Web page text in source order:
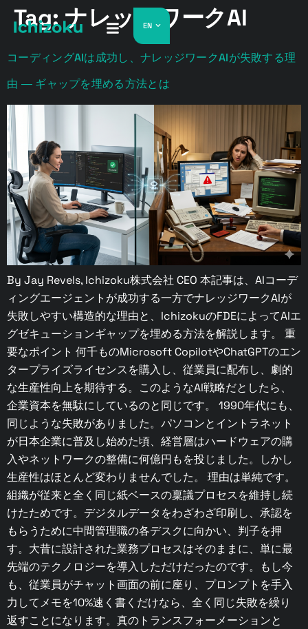
EN
Tag:ナレッジワークAI
コーディングAIは成功し、ナレッジワークAIが失敗する理
由 ― ギャップを埋める方法とは
By Jay Revels, Ichizoku株式会社 CEO 本記事は、AIコーデ
ィングエージェントが成功する一方でナレッジワークAIが
失敗しやすい構造的な理由と、IchizokuのFDEによってAIエ
グゼキューションギャップを埋める方法を解説します。 重
要なポイント 何千ものMicrosoft CopilotやChatGPTのエン
タープライズライセンスを購入し、従業員に配布し、劇的
な生産性向上を期待する。このようなAI戦略だとしたら、
企業資本を無駄にしているのと同じです。 1990年代にも、
同じような失敗がありました。パソコンとイントラネット
が日本企業に普及し始めた頃、経営層はハードウェアの購
入やネットワークの整備に何億円もを投じました。しかし
生産性はほとんど変わりませんでした。 理由は単純です。
組織が従来と全く同じ紙ベースの稟議プロセスを維持し続
けたためです。デジタルデータをわざわざ印刷し、承認を
もらうために中間管理職の各デスクに向かい、判子を押
す。大昔に設計された業務プロセスはそのままに、単に最
先端のテクノロジーを導入しただけだったのです。もし今
も、従業員がチャット画面の前に座り、プロンプトを手入
力してメモを10%速く書くだけなら、全く同じ失敗を繰り
返すことになります。真のトランスフォーメーションと